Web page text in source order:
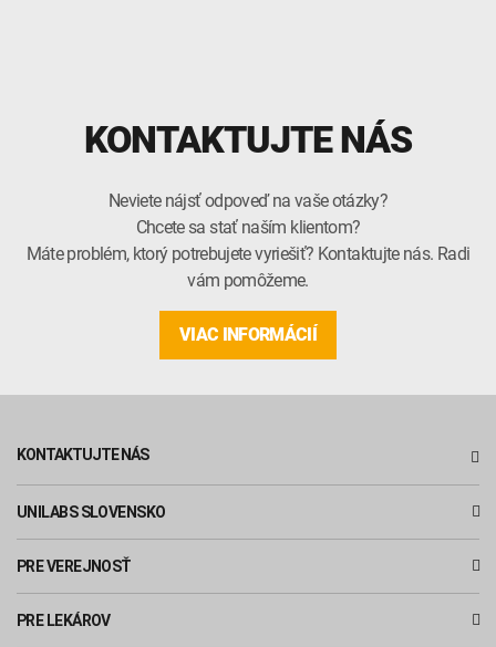
KONTAKTUJTE NÁS
Neviete nájsť odpoveď na vaše otázky?
Chcete sa stať naším klientom?
Máte problém, ktorý potrebujete vyriešiť? Kontaktujte nás. Radi
vám pomôžeme.
VIAC INFORMÁCIÍ
KONTAKTUJTE NÁS
UNILABS SLOVENSKO
PRE VEREJNOSŤ
PRE LEKÁROV